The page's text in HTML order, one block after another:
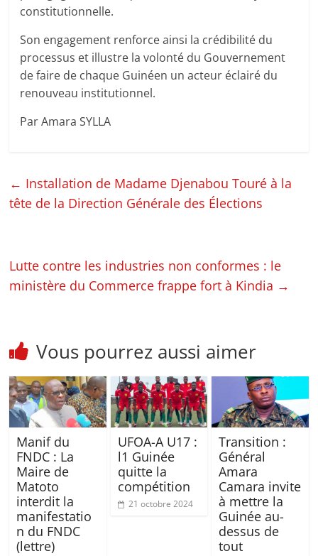
constitutionnelle.
Son engagement renforce ainsi la crédibilité du
processus et illustre la volonté du Gouvernement
de faire de chaque Guinéen un acteur éclairé du
renouveau institutionnel.
Par Amara SYLLA
← Installation de Madame Djenabou Touré à la
tête de la Direction Générale des Élections
Lutte contre les industries non conformes : le
ministère du Commerce frappe fort à Kindia →
Vous pourrez aussi aimer
Manif du
FNDC : La
Maire de
Matoto
interdit la
manifestatio
n du FNDC
(lettre)
UFOA-A U17 :
l1 Guinée
quitte la
compétition
21 octobre 2024
Transition :
Général
Amara
Camara invite
à mettre la
Guinée au-
dessus de
tout